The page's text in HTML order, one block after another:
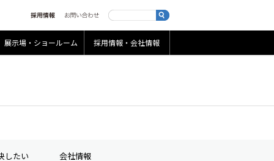
展示場・ショールーム 採用情報・会社情報
したい 会社情報